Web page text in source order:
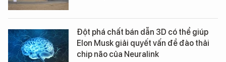
Đột phá chất bán dẫn 3D có thể giúp
Elon Musk giải quyết vấn đề đào thải
chip não của Neuralink